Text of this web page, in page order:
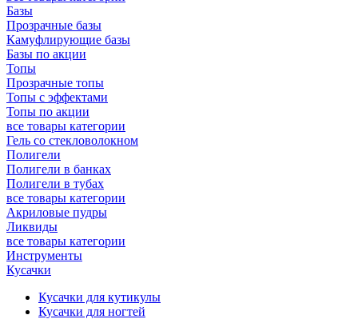
Базы
Прозрачные базы
Камуфлирующие базы
Базы по акции
Топы
Прозрачные топы
Топы с эффектами
Топы по акции
все товары категории
Гель со стекловолокном
Полигели
Полигели в банках
Полигели в тубах
все товары категории
Акриловые пудры
Ликвиды
все товары категории
Инструменты
Кусачки
Кусачки для кутикулы
Кусачки для ногтей